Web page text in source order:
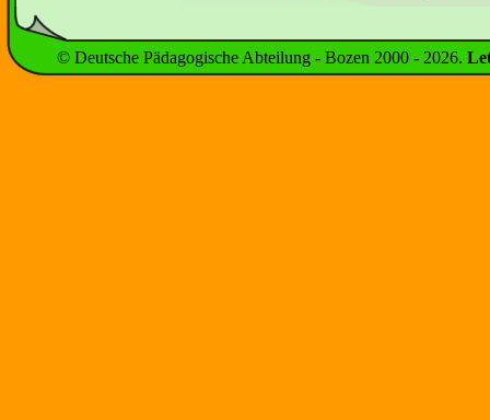
© Deutsche Pädagogische Abteilung - Bozen 2000 - 2026.